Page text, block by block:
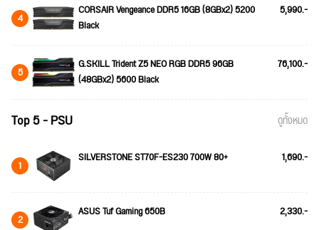
4
CORSAIR Vengeance DDR5 16GB (8GBx2) 5200
Black
5,990.-
5
G.SKILL Trident Z5 NEO RGB DDR5 96GB
(48GBx2) 5600 Black
76,100.-
Top 5 - PSU ดูทั้งหมด
1 SILVERSTONE ST70F-ES230 700W 80+ 1,690.-
2 ASUS Tuf Gaming 650B 2,330.-